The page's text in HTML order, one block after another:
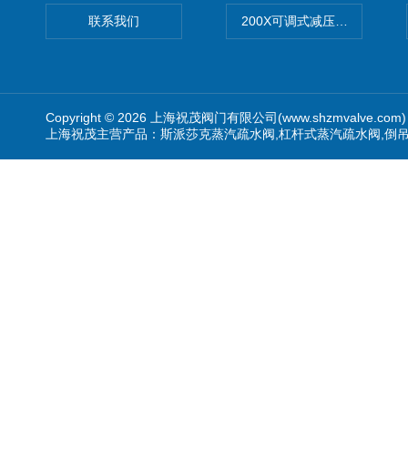
联系我们 200X可调式减压阀（减压稳
Copyright © 2026 上海祝茂阀门有限公司
上海祝茂主营产品：斯派莎克蒸汽疏水阀,杠杆式蒸汽疏水阀,倒